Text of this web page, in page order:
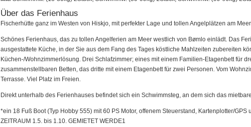
Über das Ferienhaus
Fischerhütte ganz im Westen von Hiskjo, mit perfekter Lage und tollen Angelplätzen am
Schönes Ferienhaus, das zu tollen Angelferien am Meer westlich von Bømlo einlädt. Das
ausgestattete Küche, in der Sie aus dem Fang des Tages köstliche Mahlzeiten zubereiten
Küchen-/Wohnzimmerlösung. Drei Schlafzimmer; eines mit einem Familien-Etagenbett für
zusammenstellbaren Betten, das dritte mit einem Etagenbett für zwei Personen. Vom
Terrasse. Viel Platz im Freien.
Direkt unterhalb des Ferienhauses befindet sich ein Schwimmsteg, an dem sich das
*ein 18 Fuß Boot (Typ Hobby 555) mit 60 PS Motor, offenem Steuerstand, Kartenplotter/GPS
ZEITRAUM 1.5. bis 1.10. GEMIETET WERDE1